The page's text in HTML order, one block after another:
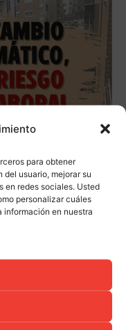
para obtener
usuario, mejorar su
en redes sociales. Usted
personalizar cuáles
información en nuestra